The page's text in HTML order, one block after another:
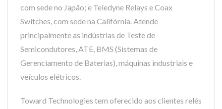
com sede no Japão; e Teledyne Relays e Coax
Switches, com sede na Califórnia. Atende
principalmente as indústrias de Teste de
Semicondutores, ATE, BMS (Sistemas de
Gerenciamento de Baterias), máquinas industriais e
veículos elétricos.
Toward Technologies tem oferecido aos clientes relés